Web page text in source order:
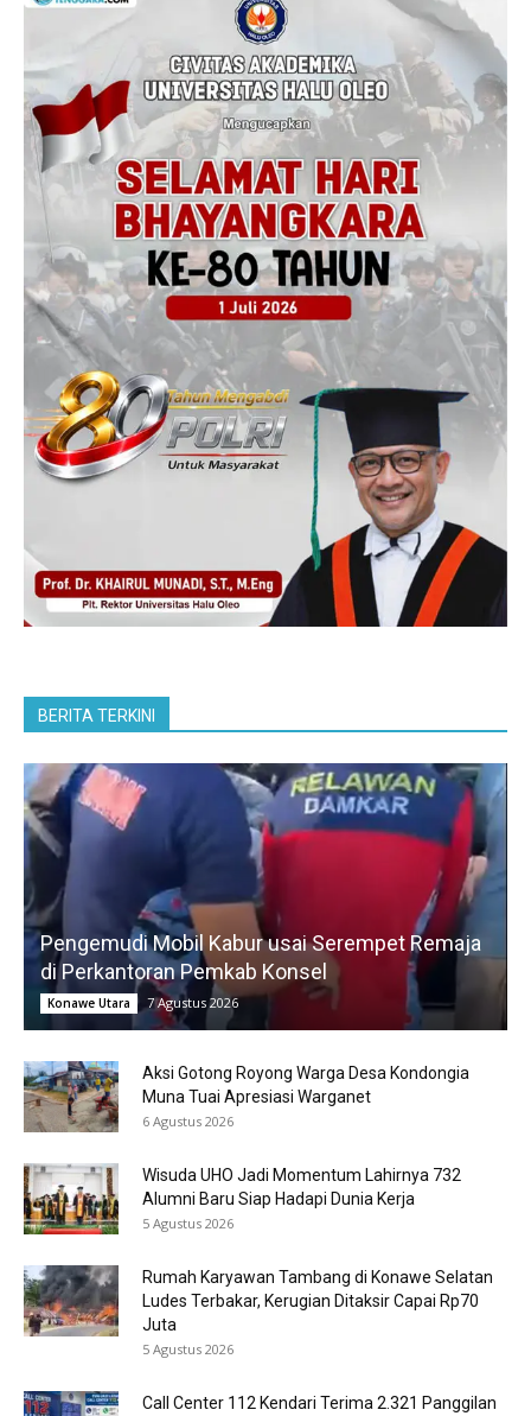
BERITA TERKINI
Pengemudi Mobil Kabur usai Serempet Remaja
di Perkantoran Pemkab Konsel
Konawe Utara 7 Agustus 2026
Aksi Gotong Royong Warga Desa Kondongia
Muna Tuai Apresiasi Warganet
6 Agustus 2026
Wisuda UHO Jadi Momentum Lahirnya 732
Alumni Baru Siap Hadapi Dunia Kerja
5 Agustus 2026
Rumah Karyawan Tambang di Konawe Selatan
Ludes Terbakar, Kerugian Ditaksir Capai Rp70
Juta
5 Agustus 2026
Call Center 112 Kendari Terima 2.321 Panggilan